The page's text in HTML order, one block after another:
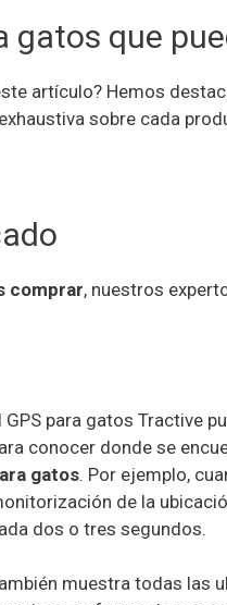
gatos que
artículo? Hemos
sobre cada
comprar, nuestros
GPS para gatos Tractive
conocer donde se
gatos. Por ejemplo,
de la
dos o tres segundos.
muestra todas las